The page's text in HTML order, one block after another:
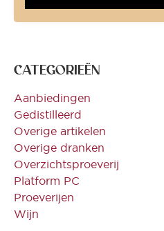
CATEGORIEËN
Aanbiedingen
Gedistilleerd
Overige artikelen
Overige dranken
Overzichtsproeverij
Platform PC
Proeverijen
Wijn